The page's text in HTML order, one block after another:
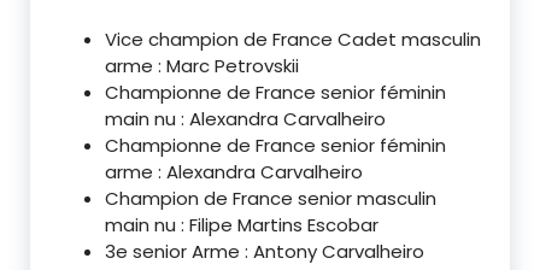
Vice champion de France Cadet masculin
arme : Marc Petrovskii
Championne de France senior féminin
main nu : Alexandra Carvalheiro
Championne de France senior féminin
arme : Alexandra Carvalheiro
Champion de France senior masculin
main nu : Filipe Martins Escobar
3e senior Arme : Antony Carvalheiro